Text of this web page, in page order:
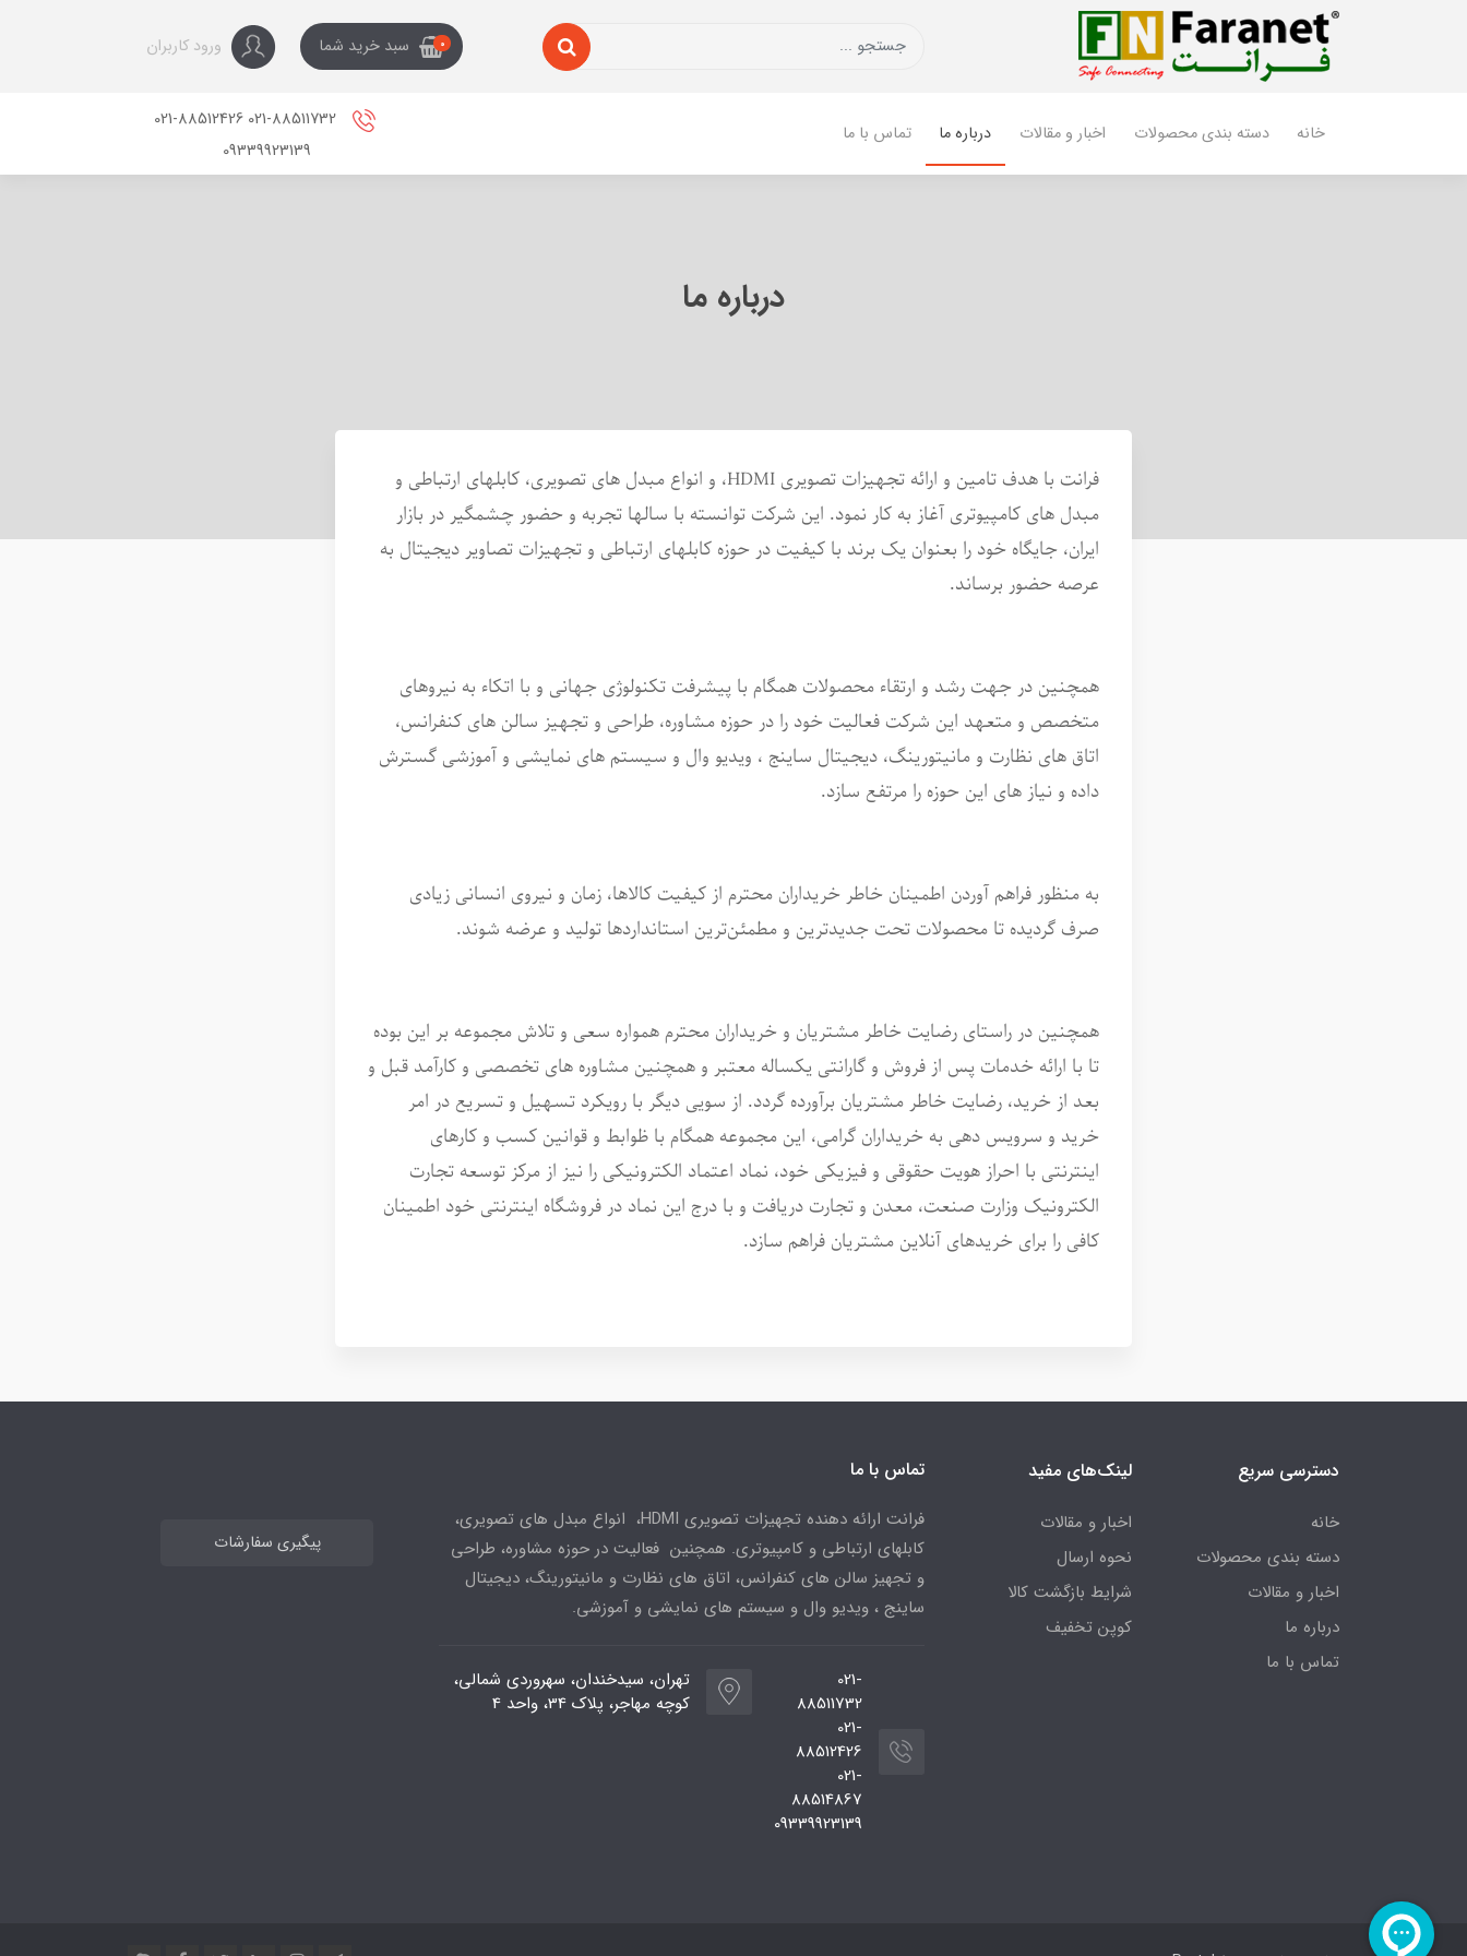
0 سبد خرید شما ورود کاربران
خانه دسته بندی محصولات اخبار و مقالات درباره ما تماس با ما
021-88511732 021-88512426
09339923139
درباره ما
فرانت با هدف تامین و ارائه تجهیزات تصویری HDMI، و انواع مبدل های تصویری، کابلهای ارتباطی و
مبدل های کامپیوتری آغاز به کار نمود. این شرکت توانسته با سالها تجربه و حضور چشمگیر در بازار
ایران، جایگاه خود را بعنوان یک برند با کیفیت در حوزه کابلهای ارتباطی و تجهیزات تصاویر دیجیتال به
عرصه حضور برساند.
همچنین در جهت رشد و ارتقاء محصولات همگام با پیشرفت تکنولوژی جهانی و با اتکاء به نیروهای
متخصص و متعهد این شرکت فعالیت خود را در حوزه مشاوره، طراحی و تجهیز سالن های کنفرانس،
اتاق های نظارت و مانیتورینگ، دیجیتال ساینج ، ویدیو وال و سیستم های نمایشی و آموزشی گسترش
داده و نیاز های این حوزه را مرتفع سازد.
به منظور فراهم آوردن اطمینان خاطر خریداران محترم از کیفیت کالاها، زمان و نیروی انسانی زیادی
صرف گردیده تا محصولات تحت جدیدترین و مطمئن‌ترین استانداردها تولید و عرضه شوند.
همچنین در راستای رضایت خاطر مشتریان و خریداران محترم همواره سعی و تلاش مجموعه بر این بوده
تا با ارائه خدمات پس از فروش و گارانتی یکساله معتبر و همچنین مشاوره های تخصصی و کارآمد قبل و
بعد از خرید، رضایت خاطر مشتریان برآورده گردد. از سویی دیگر با رویکرد تسهیل و تسریع در امر
خرید و سرویس دهی به خریداران گرامی، این مجموعه همگام با ظوابط و قوانین کسب و کارهای
اینترنتی با احراز هویت حقوقی و فیزیکی خود، نماد اعتماد الکترونیکی را نیز از مرکز توسعه تجارت
الکترونیک وزارت صنعت، معدن و تجارت دریافت و با درج این نماد در فروشگاه اینترنتی خود اطمینان
کافی را برای خریدهای آنلاین مشتریان فراهم سازد.
دسترسی سریع
خانه
دسته بندی محصولات
اخبار و مقالات
درباره ما
تماس با ما
لینک‌های مفید
اخبار و مقالات
نحوه ارسال
شرایط بازگشت کالا
کوپن تخفیف
تماس با ما
فرانت ارائه دهنده تجهیزات تصویری HDMI، انواع مبدل های تصویری،
کابلهای ارتباطی و کامپیوتری. همچنین فعالیت در حوزه مشاوره، طراحی
و تجهیز سالن های کنفرانس، اتاق های نظارت و مانیتورینگ، دیجیتال
ساینج ، ویدیو وال و سیستم های نمایشی و آموزشی.
021-
88511732
021-
88512426
021-
88514867
09339923139
تهران، سیدخندان، سهروردی شمالی،
کوچه مهاجر، پلاک 34، واحد 4
پیگیری سفارشات